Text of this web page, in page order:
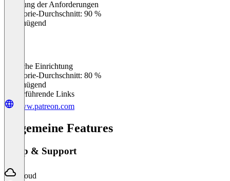
Erfüllung der Anforderungen
Kategorie-Durchschnitt: 90 %
Ungenügend
Einfache Einrichtung
Kategorie-Durchschnitt: 80 %
Ungenügend
Weiterführende Links
www.patreon.com
Allgemeine Features
Setup & Support
Cloud